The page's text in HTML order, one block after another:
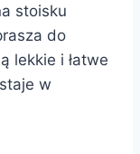
stoisku
do
lekkie i łatwe
w